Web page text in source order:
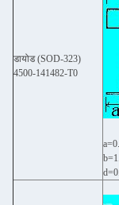
डायोड (SOD-323)
4500-141482-T0